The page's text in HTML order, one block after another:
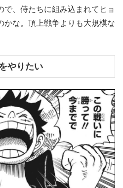
で、侍たちに組み込まれてヒョ
かな。頂上戦争よりも大規模な
やりたい